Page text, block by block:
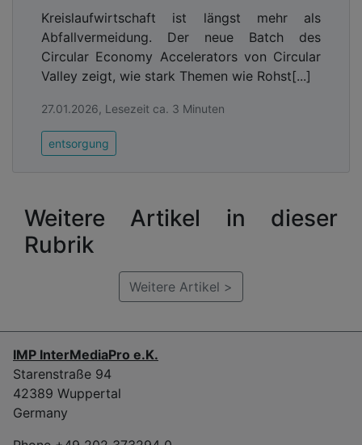
Kreislaufwirtschaft ist längst mehr als
Abfallvermeidung. Der neue Batch des
Circular Economy Accelerators von Circular
Valley zeigt, wie stark Themen wie Rohst[...]
27.01.2026, Lesezeit ca. 3 Minuten
entsorgung
Weitere Artikel in dieser
Rubrik
Weitere Artikel >
IMP InterMediaPro e.K.
Starenstraße 94
42389 Wuppertal
Germany